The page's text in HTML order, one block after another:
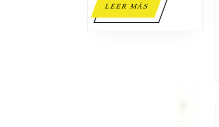
LEER MÁSLEER
MÁS